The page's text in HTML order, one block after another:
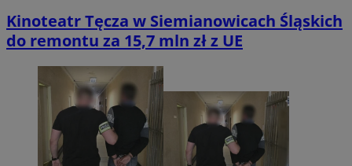
Kinoteatr Tęcza w Siemianowicach Śląskich
do remontu za 15,7 mln zł z UE